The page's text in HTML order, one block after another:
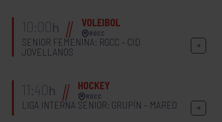
10:00h VOLEIBOL
RGCC
SENIOR FEMENINA: RGCC – CID
JOVELLANOS
11:40h HOCKEY
RGCC
LIGA INTERNA SENIOR: GRUPÍN – MAREO